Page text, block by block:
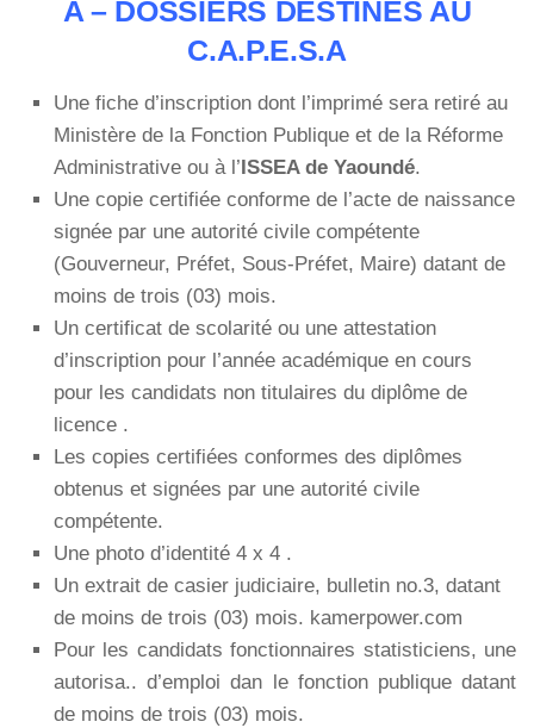
A – DOSSIERS DESTINÉS AU
C.A.P.E.S.A
Une fiche d’inscription dont l’imprimé sera retiré au
Ministère de la Fonction Publique et de la Réforme
Administrative ou à l’ ISSEA de Yaoundé.
Une copie certifiée conforme de l’acte de naissance
signée par une autorité civile compétente
(Gouverneur, Préfet, Sous-Préfet, Maire) datant de
moins de trois (03) mois.
Un certificat de scolarité ou une attestation
d’inscription pour l’année académique en cours
pour les candidats non titulaires du diplôme de
licence .
Les copies certifiées conformes des diplômes
obtenus et signées par une autorité civile
compétente.
Une photo d’identité 4 x 4 .
Un extrait de casier judiciaire, bulletin no.3, datant
de moins de trois (03) mois. kamerpower.com
Pour les candidats fonctionnaires statisticiens, une
autorisa.. d’emploi dan le fonction publique datant
de moins de trois (03) mois.